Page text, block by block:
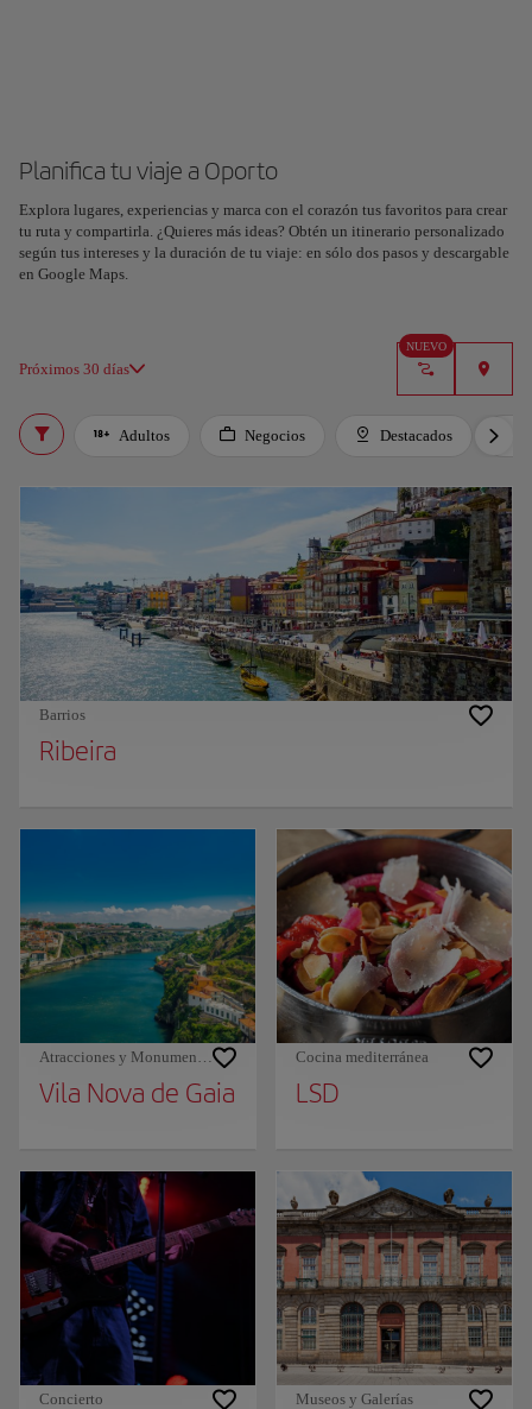
Planifica tu viaje a Oporto
Explora lugares, experiencias y marca con el corazón tus favoritos para crear
tu ruta y compartirla. ¿Quieres más ideas? Obtén un itinerario personalizado
según tus intereses y la duración de tu viaje: en sólo dos pasos y descargable
en Google Maps.
Próximos 30 días
NUEVO
Adultos Negocios Destacados
Barrios
Ribeira
Atracciones y Monumentos
Vila Nova de Gaia
Cocina mediterránea
LSD
Concierto Museos y Galerías